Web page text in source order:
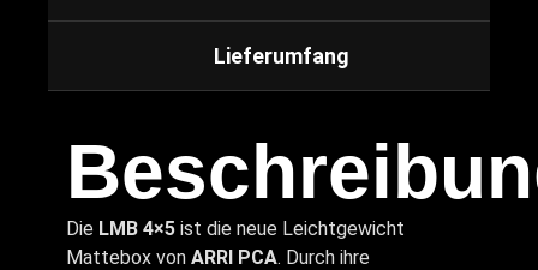
Lieferumfang
Die LMB 4×5 ist die neue Leichtgewicht
Mattebox von ARRI PCA. Durch ihre